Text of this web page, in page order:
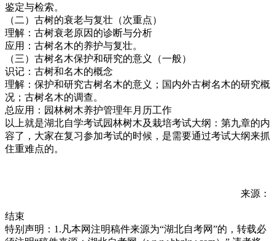
鉴定与检索。
（二）古树的衰老与复壮（次重点）
理解：古树衰老原因的诊断与分析
应用：古树名木的养护与复壮。
（三）古树名木保护和研究的意义（一般）
识记：古树和名木的概念
理解：保护和研究古树名木的意义；国内外古树名木的研究概
况；古树名木的调查。
总应用：园林树木养护管理年月历工作
以上就是湖北自学考试园林树木及栽培考试大纲：第九章的内
容了，大家在复习参加考试的时候，是需要通过考试大纲来抓
住重难点的。
来源：
结束
特别声明：1.凡本网注明稿件来源为“湖北自考网”的，转载必